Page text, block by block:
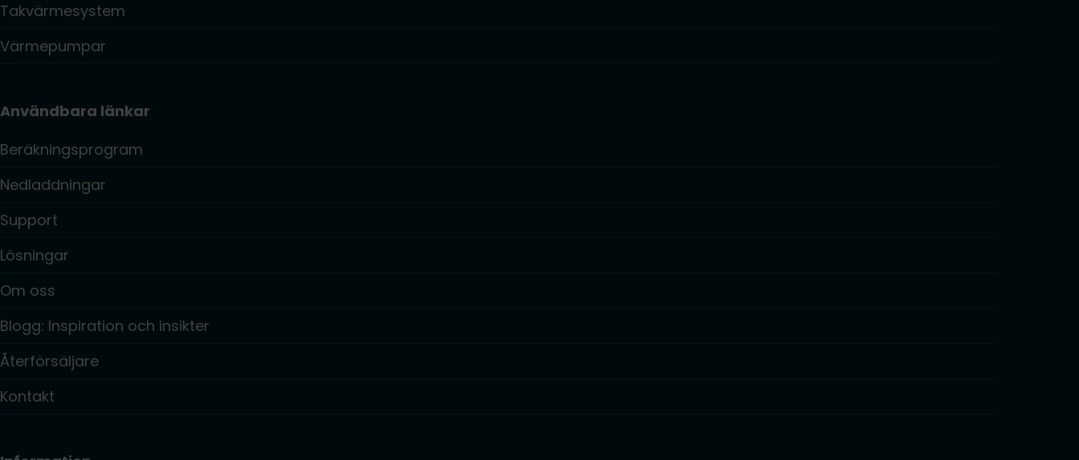
Takvärmesystem
Värmepumpar
Användbara länkar
Beräkningsprogram
Nedladdningar
Support
Lösningar
Om oss
Blogg: Inspiration och insikter
Återförsäljare
Kontakt